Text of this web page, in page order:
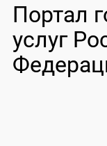
Портал
услуг